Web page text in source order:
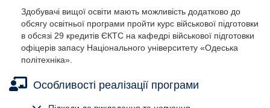
Здобувачі вищої освіти мають можливість додатково до
обсягу освітньої програми пройти курс військової підготовки
в обсязі 29 кредитів ЄКТС на кафедрі військової підготовки
офіцерів запасу Національного університету «Одеська
політехніка».
Особливості реалізації програми